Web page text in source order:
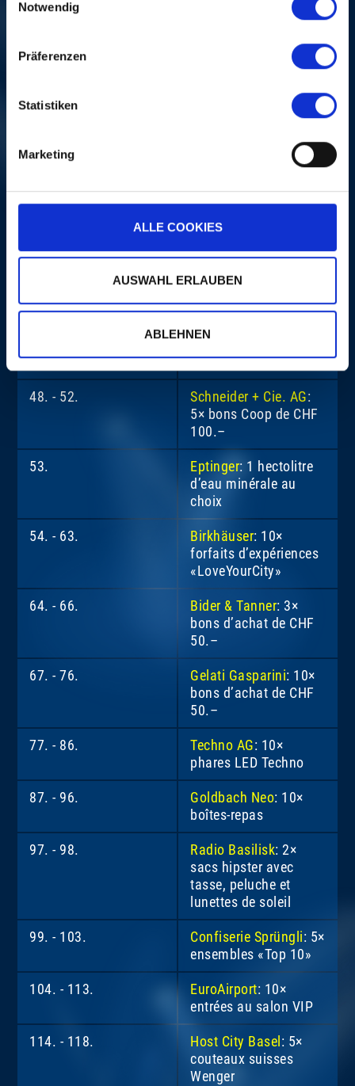
Notwendig
Präferenzen
Statistiken
Marketing
ALLE COOKIES
AUSWAHL ERLAUBEN
ABLEHNEN
27.
: 6 bouteilles
de Cava Vilarnau Brut
: 6 bouteilles
29. - 32. Ricola: 4× 2 entrées
pour le centre des
herbes – atelier inclus
33. - 42. Mövenpick Wein: 10×
cartes-cadeaux de
Messerli
ensembles Lounge CD
de 7 CD
48. - 52. Schneider + Cie. AG:
5× bons Coop de CHF
100.–
53. Eptinger: 1 hectolitre
d’eau minérale au
choix
54. - 63. Birkhäuser: 10×
forfaits d’expériences
«LoveYourCity»
64. - 66. Bider & Tanner: 3×
bons d’achat de CHF
50.–
67. - 76. Gelati Gasparini: 10×
bons d’achat de CHF
50.–
77. - 86. Techno AG: 10×
phares LED Techno
87. - 96. Goldbach Neo: 10×
boîtes-repas
97. - 98. Radio Basilisk: 2×
sacs hipster avec
tasse, peluche et
lunettes de soleil
99. - 103. Confiserie Sprüngli: 5×
ensembles «Top 10»
104. - 113. EuroAirport: 10×
entrées au salon VIP
114. - 118. Host City Basel : 5×
couteaux suisses
Wenger